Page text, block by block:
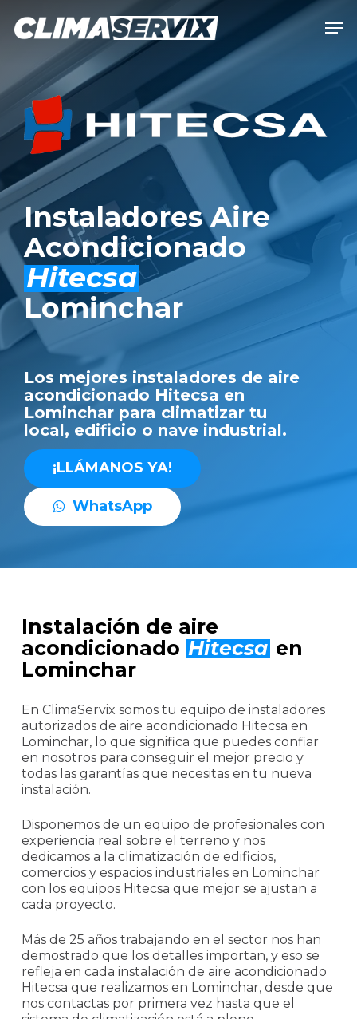
content
Instaladores Aire
Acondicionado
Hitecsa
Lominchar
Los mejores instaladores de aire
acondicionado Hitecsa en
Lominchar para climatizar tu
local, edificio o nave industrial.
¡LLÁMANOS YA!
WhatsApp
Instalación de aire
acondicionado Hitecsa en
Lominchar
En ClimaServix somos tu equipo de instaladores
autorizados de aire acondicionado Hitecsa en
Lominchar, lo que significa que puedes confiar
en nosotros para conseguir el mejor precio y
todas las garantías que necesitas en tu nueva
instalación.
Disponemos de un equipo de profesionales con
experiencia real sobre el terreno y nos
dedicamos a la climatización de edificios,
comercios y espacios industriales en Lominchar
con los equipos Hitecsa que mejor se ajustan a
cada proyecto.
Más de 25 años trabajando en el sector nos han
demostrado que los detalles importan, y eso se
refleja en cada instalación de aire acondicionado
Hitecsa que realizamos en Lominchar, desde que
nos contactas por primera vez hasta que el
Menu